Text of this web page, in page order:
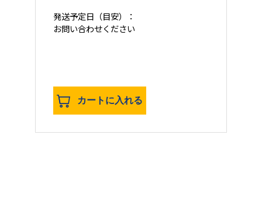
発送予定日 （目安）：
お問い合わせください
カートに入れる